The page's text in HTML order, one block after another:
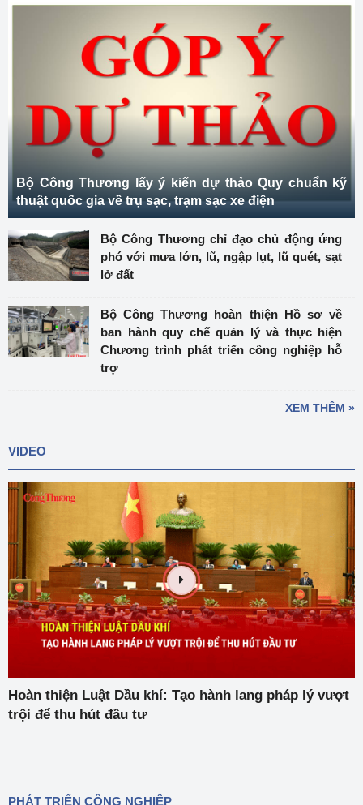
Bộ Công Thương lấy ý kiến dự thảo Quy chuẩn kỹ
thuật quốc gia về trụ sạc, trạm sạc xe điện
Bộ Công Thương chỉ đạo chủ động ứng
phó với mưa lớn, lũ, ngập lụt, lũ quét, sạt
lở đất
Bộ Công Thương hoàn thiện Hồ sơ về
ban hành quy chế quản lý và thực hiện
Chương trình phát triển công nghiệp hỗ
trợ
XEM THÊM »
VIDEO
Hoàn thiện Luật Dầu khí: Tạo hành lang pháp lý vượt
trội để thu hút đầu tư
PHÁT TRIỂN CÔNG NGHIỆP